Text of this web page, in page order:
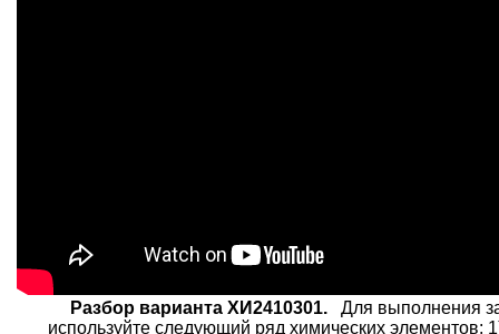
Разбор варианта ХИ2410301.Для выполнения
используйте следующий ряд химических элементов: